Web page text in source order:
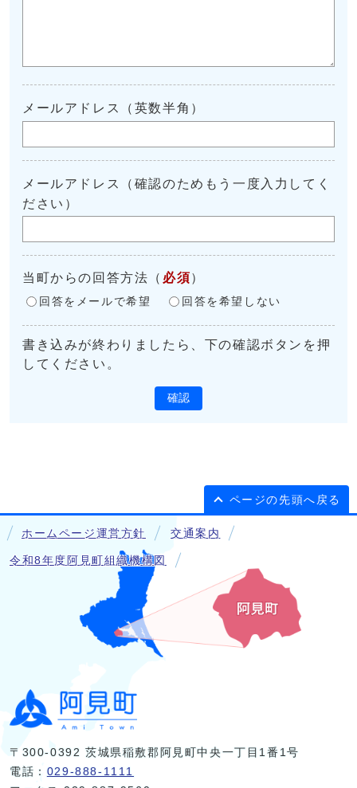
メールアドレス（英数半角）
メールアドレス（確認のためもう一度入力してく
ださい）
当町からの回答方法 （ 必須 ）
回答をメールで希望 回答を希望しない
書き込みが終わりましたら、下の確認ボタンを押
してください。
確認
ページの先頭へ戻る
ホームページ運営方針 交通案内
令和8年度阿見町組織機構図
〒300-0392 茨城県稲敷郡阿見町中央一丁目1番1号
電話： 029-888-1111